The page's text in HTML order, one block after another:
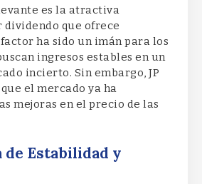
es la atractiva
que ofrece
ha sido un imán para los
ingresos estables en un
incierto. Sin embargo, JP
el mercado ya ha
mejoras en el precio de las
de Estabilidad y